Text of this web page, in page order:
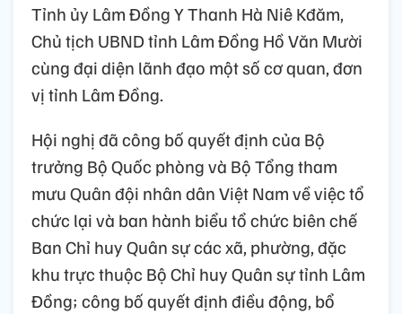
Tỉnh ủy Lâm Đồng Y Thanh Hà Niê Kđăm,
Chủ tịch UBND tỉnh Lâm Đồng Hồ Văn Mười
cùng đại diện lãnh đạo một số cơ quan, đơn
vị tỉnh Lâm Đồng.
Hội nghị đã công bố quyết định của Bộ
trưởng Bộ Quốc phòng và Bộ Tổng tham
mưu Quân đội nhân dân Việt Nam về việc tổ
chức lại và ban hành biểu tổ chức biên chế
Ban Chỉ huy Quân sự các xã, phường, đặc
khu trực thuộc Bộ Chỉ huy Quân sự tỉnh Lâm
Đồng; công bố quyết định điều động, bổ